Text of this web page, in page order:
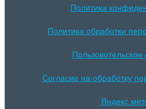
Политика
Политика обработки
Согласие на обработку
Яндекс